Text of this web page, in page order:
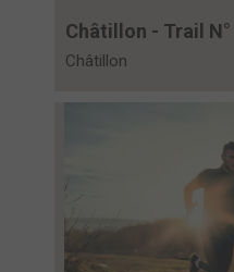
Châtillon - Trail
Châtillon